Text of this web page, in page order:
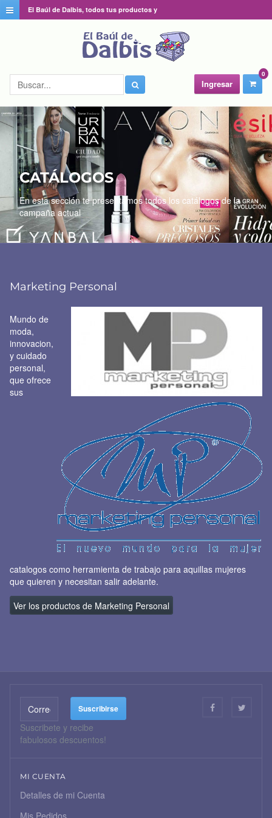
El Baúl de Dalbis, todos tus productos y
0
Ingresar
CATÁLOGOS
En esta sección te presentamos todos los catálogos de la
campaña actual
Marketing Personal
Mundo de
moda,
innovacion,
y cuidado
personal,
que ofrece
sus
catalogos como herramienta de trabajo para aquillas mujeres
que quieren y necesitan salir adelante.
Ver los productos de Marketing Personal
Suscribete y recibe
fabulosos descuentos!
MI CUENTA
Detalles de mi Cuenta